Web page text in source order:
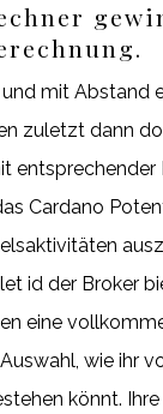
mit Abstand
zuletzt dann
entsprechender
Cardano
id der Broker
eine
wie ihr
könnt.